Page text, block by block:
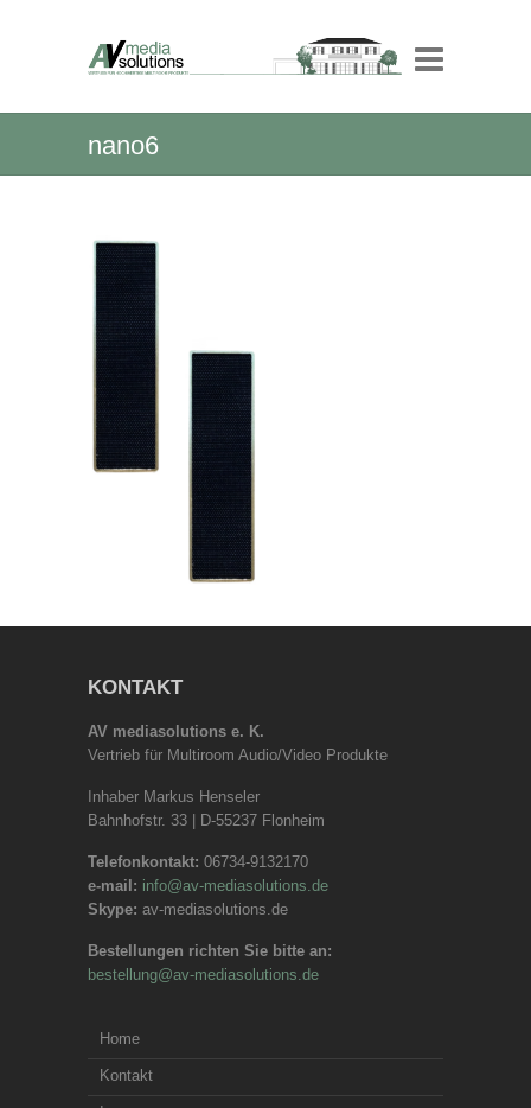
nano6
KONTAKT
AV mediasolutions e. K.
Vertrieb für Multiroom Audio/Video Produkte
Inhaber Markus Henseler
Bahnhofstr. 33 | D-55237 Flonheim
Telefonkontakt: 06734-9132170
e-mail: info@av-mediasolutions.de
Skype: av-mediasolutions.de
Bestellungen richten Sie bitte an:
bestellung@av-mediasolutions.de
Home
Kontakt